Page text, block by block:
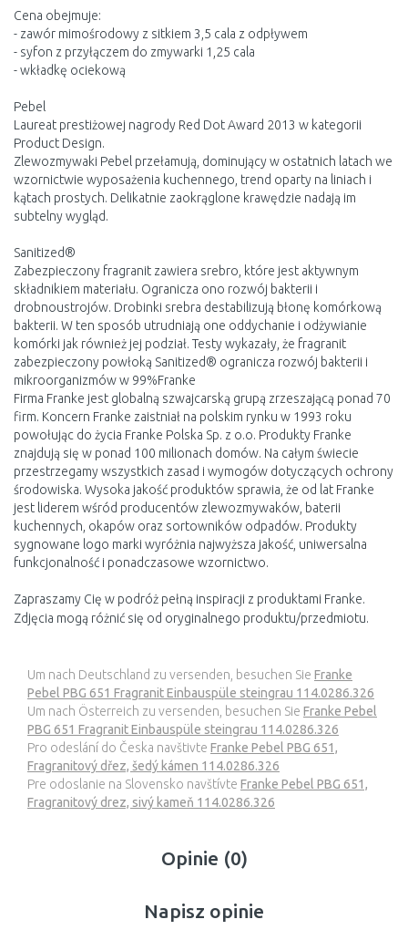
Cena obejmuje:
- zawór mimośrodowy z sitkiem 3,5 cala z odpływem
- syfon z przyłączem do zmywarki 1,25 cala
- wkładkę ociekową
Pebel
Laureat prestiżowej nagrody Red Dot Award 2013 w kategorii
Product Design.
Zlewozmywaki Pebel przełamują, dominujący w ostatnich latach we
wzornictwie wyposażenia kuchennego, trend oparty na liniach i
kątach prostych. Delikatnie zaokrąglone krawędzie nadają im
subtelny wygląd.
Sanitized®
Zabezpieczony fragranit zawiera srebro, które jest aktywnym
składnikiem materiału. Ogranicza ono rozwój bakterii i
drobnoustrojów. Drobinki srebra destabilizują błonę komórkową
bakterii. W ten sposób utrudniają one oddychanie i odżywianie
komórki jak również jej podział. Testy wykazały, że fragranit
zabezpieczony powłoką Sanitized® ogranicza rozwój bakterii i
mikroorganizmów w 99%Franke
Firma Franke jest globalną szwajcarską grupą zrzeszającą ponad 70
firm. Koncern Franke zaistniał na polskim rynku w 1993 roku
powołując do życia Franke Polska Sp. z o.o. Produkty Franke
znajdują się w ponad 100 milionach domów. Na całym świecie
przestrzegamy wszystkich zasad i wymogów dotyczących ochrony
środowiska. Wysoka jakość produktów sprawia, że od lat Franke
jest liderem wśród producentów zlewozmywaków, baterii
kuchennych, okapów oraz sortowników odpadów. Produkty
sygnowane logo marki wyróżnia najwyższa jakość, uniwersalna
funkcjonalność i ponadczasowe wzornictwo.
Zapraszamy Cię w podróż pełną inspiracji z produktami Franke.
Zdjęcia mogą różnić się od oryginalnego produktu/przedmiotu.
Um nach Deutschland zu versenden, besuchen Sie Franke
Pebel PBG 651 Fragranit Einbauspüle steingrau 114.0286.326
Um nach Österreich zu versenden, besuchen Sie Franke Pebel
PBG 651 Fragranit Einbauspüle steingrau 114.0286.326
Pro odeslání do Česka navštivte Franke Pebel PBG 651,
Fragranitový dřez, šedý kámen 114.0286.326
Pre odoslanie na Slovensko navštívte Franke Pebel PBG 651,
Fragranitový drez, sivý kameň 114.0286.326
Opinie (0)
Napisz opinie